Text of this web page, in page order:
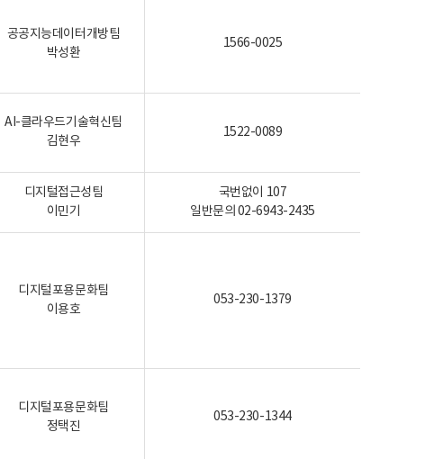
공공지능데이터개방팀
박성환
1566-0025
AI-클라우드기술혁신팀
김현우
1522-0089
디지털접근성팀
이민기
국번없이 107
일반문의 02-6943-2435
디지털포용문화팀
이용호
053-230-1379
디지털포용문화팀
정택진
053-230-1344